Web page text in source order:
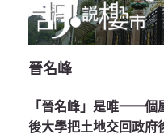
晉名峰
「晉名峰」是唯一一
後大學把土地交回政府